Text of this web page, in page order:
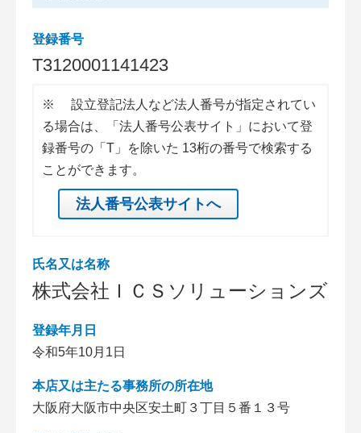
登録番号
T3120001141423
※
設立登記法人など法人番号が指定されてい
る場合は、「法人番号公表サイト」において登
録番号の「T」を除いた 13桁の番号で検索する
ことができます。
法人番号公表サイトへ
氏名又は名称
株式会社ＩＣＳソリューションズ
登録年月日
令和5年10月1日
本店又は主たる事務所の所在地
大阪府大阪市中央区安土町３丁目５番１３号